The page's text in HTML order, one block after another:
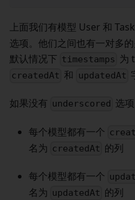
上面我们有模型 User 和
选项。他们之间也有一对多
默认情况下 timestamps 为
createdAt 和 updatedAt
如果没有 underscored 选
每个模型都有一个
名为
createdAt 的列
每个模型都有一个
名为 updatedAt 的列